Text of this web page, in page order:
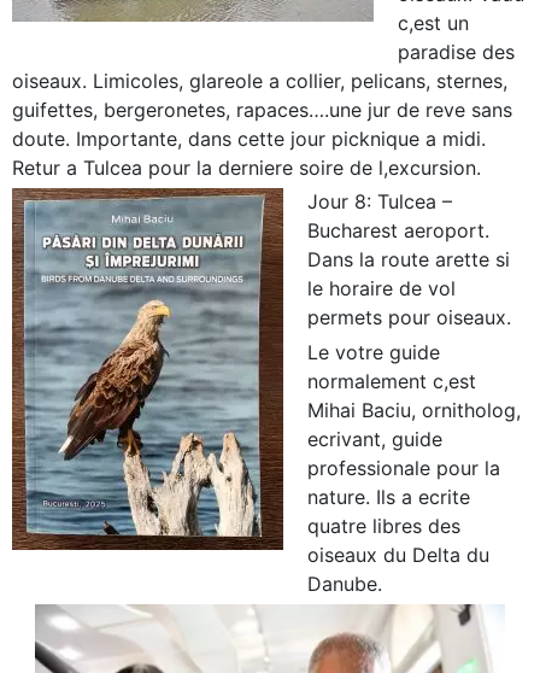
c,est un
paradise des
oiseaux. Limicoles, glareole a collier, pelicans, sternes,
guifettes, bergeronetes, rapaces….une jur de reve sans
doute. Importante, dans cette jour picknique a midi.
Retur a Tulcea pour la derniere soire de l,excursion.
Jour 8: Tulcea –
Bucharest aeroport.
Dans la route arette si
le horaire de vol
permets pour oiseaux.
Le votre guide
normalement c,est
Mihai Baciu, ornitholog,
ecrivant, guide
professionale pour la
nature. Ils a ecrite
quatre libres des
oiseaux du Delta du
Danube.